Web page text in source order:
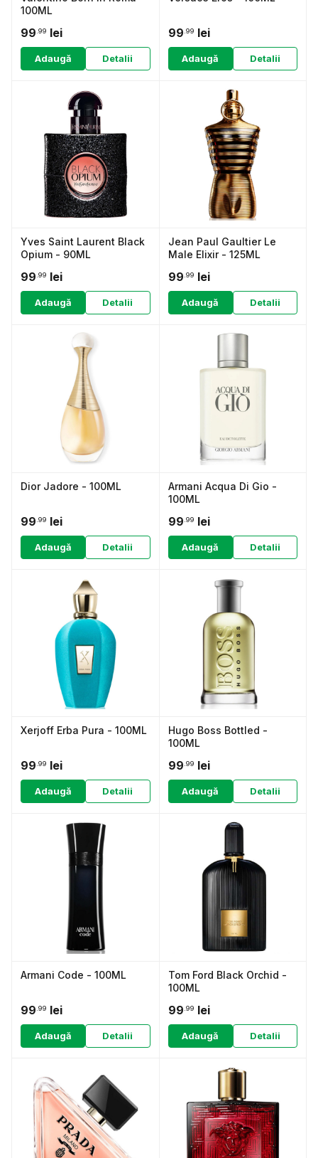
100ML
99 .99 lei
Adaugă Detalii
99 .99 lei
Adaugă Detalii
Yves Saint Laurent Black
Opium - 90ML
99 .99 lei
Adaugă Detalii
Jean Paul Gaultier Le
Male Elixir - 125ML
99 .99 lei
Adaugă Detalii
Dior Jadore - 100ML
99 .99 lei
Adaugă Detalii
Armani Acqua Di Gio -
100ML
99 .99 lei
Adaugă Detalii
Xerjoff Erba Pura - 100ML
99 .99 lei
Adaugă Detalii
Hugo Boss Bottled -
100ML
99 .99 lei
Adaugă Detalii
Armani Code - 100ML
99 .99 lei
Adaugă Detalii
Tom Ford Black Orchid -
100ML
99 .99 lei
Adaugă Detalii